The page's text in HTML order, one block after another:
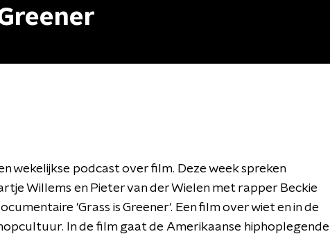
wekelijkse podcast over film. Deze week spreken
Willems en Pieter van der Wielen met rapper Beckie
'Grass is Greener'. Een film over wiet en in de
In de film gaat de Amerikaanse hiphoplegende